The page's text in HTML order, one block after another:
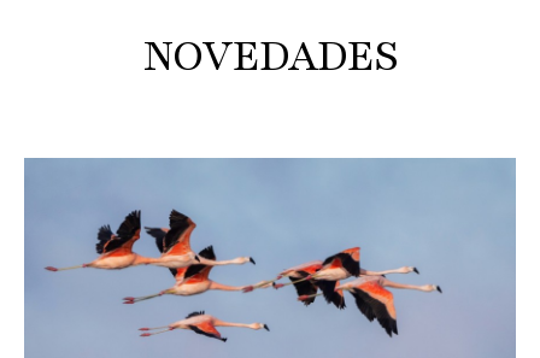
NOVEDADES